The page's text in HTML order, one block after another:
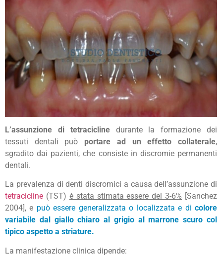
L’assunzione di tetraciclinedurante la formazione dei
tessuti dentali può portare ad un effetto collaterale,
sgradito dai pazienti, che consiste in discromie permanenti
dentali.
La prevalenza di denti discromici a causa dell’assunzione di
tetracicline (TST) è stata stimata essere del 3-6% [Sanchez
2004], e può essere generalizzata o localizzata e dicolore
variabile dal giallo chiaro al grigio al marrone scuro col
tipico aspetto a striature.
La manifestazione clinica dipende: